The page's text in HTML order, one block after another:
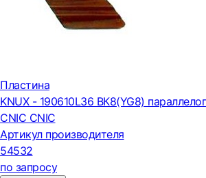
Пластина
KNUX - 190610L36 ВК8(YG8)
CNIC CNIC
Артикул производителя
54532
по запросу